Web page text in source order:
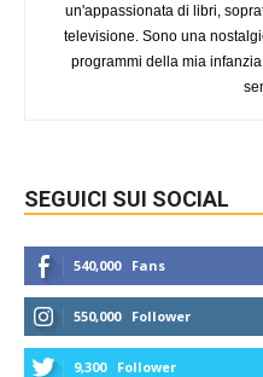
un'appassionata di libri,
televisione. Sono una
programmi della mia
SEGUICI SUI SOCIAL
540,000 Fans
550,000 Follower
9,300 Follower